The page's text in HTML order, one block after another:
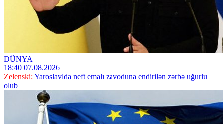
DÜNYA
18:40 07.08.2026
Zelenski: Yaroslavlda neft emalı zavoduna endirilən zərbə uğurlu
olub